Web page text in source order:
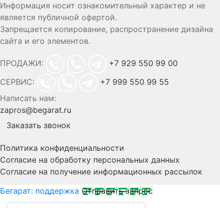
Информация носит ознакомительный характер и не
является публичной офертой.
Запрещается копирование, распространение дизайна
сайта и его элементов.
ПРОДАЖИ:
+7 929 550 99 00
СЕРВИС:
+7 999 550 99 55
Написать нам:
zapros@begarat.ru
Заказать звонок
Политика конфиденциальности
Согласие на обработку персональных данных
Согласие на получение информационных рассылок
Бегарат: поддержка Отправить запрос